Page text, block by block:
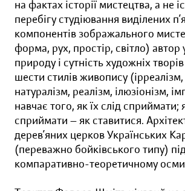
на фактах історії мистецтва, а не
перебігу студіювання виділених
компонентів зображального
форма, рух, простір, світло)
природу і сутність художніх
шести стилів живопису (ірреалізм,
натуралізм, реалізм, ілюзіонізм,
навчає того, як їх слід сприймати;
сприймати — як ставитися.
дерев’яних церков Українських
(переважно бойківського типу)
компаративно-теоретичному